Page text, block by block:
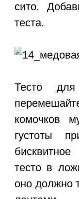
сито.
теста.
Тесто для
комочков
густоты
тесто в
оно должно